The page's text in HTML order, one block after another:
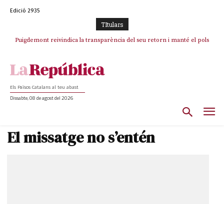
Edició 2935
TItulars
Puigdemont reivindica la transparència del seu retorn i manté el pols
Els Països Catalans al teu abast
Dissabte, 08 de agost del 2026
El missatge no s’entén